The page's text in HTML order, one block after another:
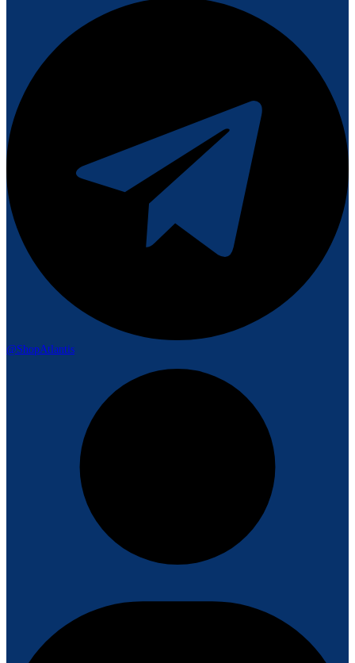
@ShopAtlantis